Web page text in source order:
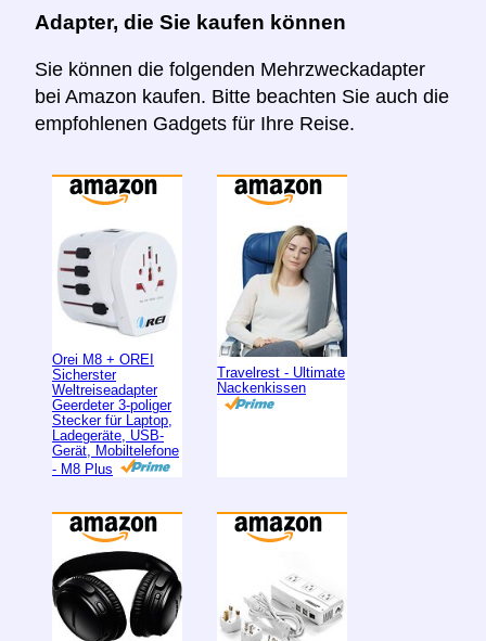
Adapter, die Sie kaufen können
Sie können die folgenden Mehrzweckadapter
bei Amazon kaufen. Bitte beachten Sie auch die
empfohlenen Gadgets für Ihre Reise.
Orei M8 + OREI
Sicherster
Weltreiseadapter
Geerdeter 3-poliger
Stecker für Laptop,
Ladegeräte, USB-
Gerät, Mobiltelefone
- M8 Plus
Travelrest - Ultimate
Nackenkissen